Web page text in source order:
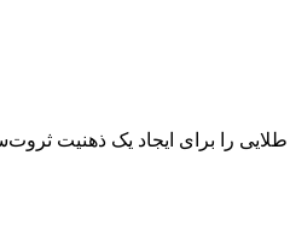
را برای ایجاد یک ذهنیت